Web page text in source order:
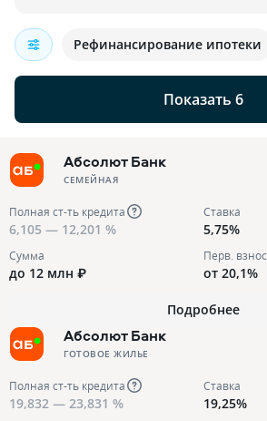
Показать 6
Рефинансирование ипотеки
Абсолют Банк
СЕМЕЙНАЯ
Полная ст-ть кредита
6,105 — 12,201 %
Ставка
5,75%
Сумма
до 12 млн ₽
Перв. взнос
от 20,1%
Подробнее
Абсолют Банк
ГОТОВОЕ ЖИЛЬЕ
Полная ст-ть кредита
19,832 — 23,831 %
Ставка
19,25%